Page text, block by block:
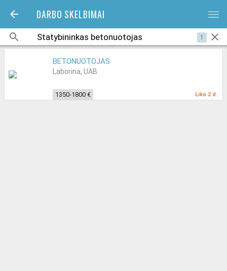
DARBO SKELBIMAI bars
1
BETONUOTOJAS
Laborina, UAB
1350-1800 € Liko 2 d.